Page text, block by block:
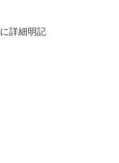
詳細明記